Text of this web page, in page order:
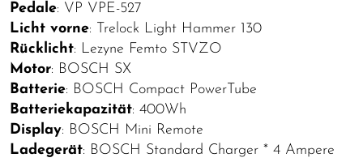
Pedale: VP VPE-527
Licht vorne: Trelock Light Hammer 130
Rücklicht: Lezyne Femto STVZO
Motor: BOSCH SX
Batterie: BOSCH Compact PowerTube
Batteriekapazität: 400Wh
Display: BOSCH Mini Remote
Ladegerät: BOSCH Standard Charger * 4 Ampere